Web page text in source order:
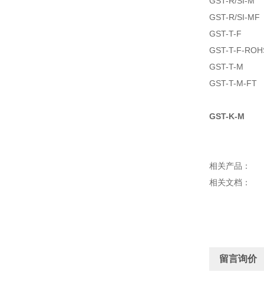
GST-R/SI-MF
GST-T-F
GST-T-F-
GST-T-M
GST-T-M-FT
GST-K-M
相关产品：
相关文档：
留言询价